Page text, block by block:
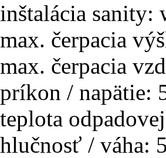
inštalácia sanity:
max. čerpacia
max. čerpacia
príkon / napätie:
teplota
hlučnosť / váha: